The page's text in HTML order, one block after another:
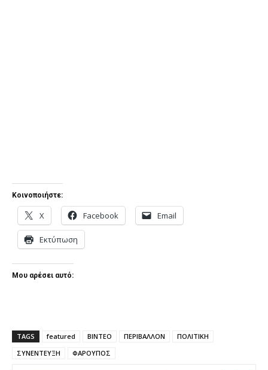
Κοινοποιήστε:
X Facebook Email
Εκτύπωση
Μου αρέσει αυτό:
TAGS featured ΒΙΝΤΕΟ ΠΕΡΙΒΑΛΛΟΝ
ΠΟΛΙΤΙΚΗ
ΣΥΝΕΝΤΕΥΞΗ
ΦΑΡΟΥΠΟΣ